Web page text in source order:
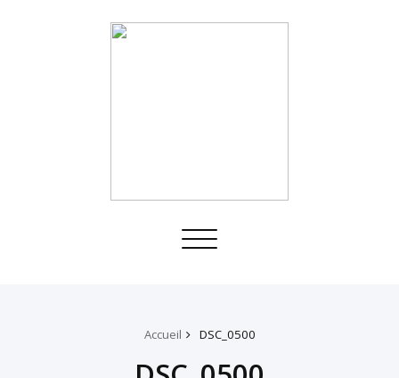
Toggle
Accueil DSC_0500